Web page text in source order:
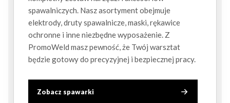
spawalniczych. Nasz asortyment obejmuje
elektrody, druty spawalnicze, maski, rękawice
ochronne i inne niezbędne wyposażenie. Z
PromoWeld masz pewność, że Twój warsztat
będzie gotowy do precyzyjnej i bezpiecznej pracy.
Zobacz spawarki